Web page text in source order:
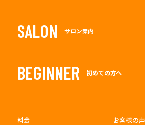
SALON サロン案内
BEGINNER 初めての方へ
料金
お客様の声